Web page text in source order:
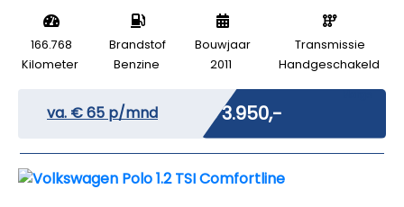
166.768
Kilometer
Brandstof
Benzine
Bouwjaar
2011
Transmissie
Handgeschakeld
va. €65 p/mnd € 3.950,-